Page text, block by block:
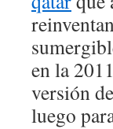
en la
versión
luego